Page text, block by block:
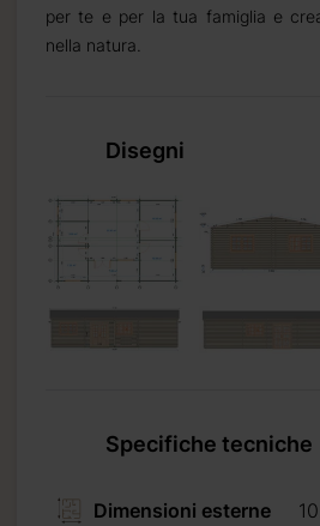
per te e per la tua famiglia e
nella natura.
Disegni
Specifiche tecniche
Dimensioni esterne